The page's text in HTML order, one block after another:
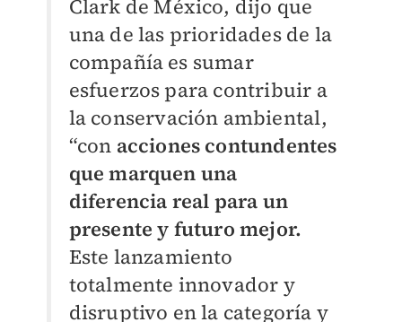
Clark de México, dijo que
una de las prioridades de la
compañía es sumar
esfuerzos para contribuir a
la conservación ambiental,
“con acciones contundentes
que marquen una
diferencia real para un
presente y futuro mejor.
Este lanzamiento
totalmente innovador y
disruptivo en la categoría y